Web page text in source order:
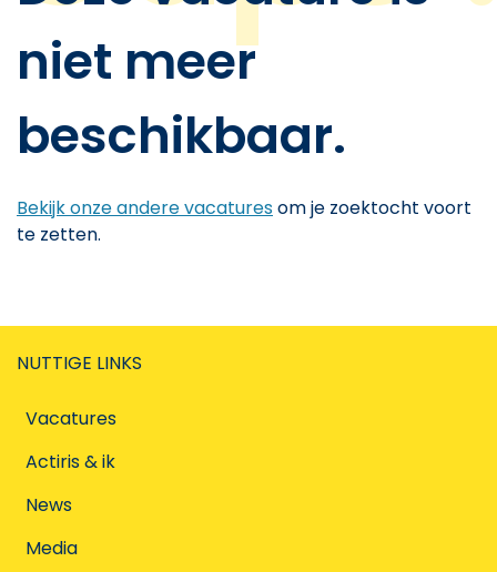
niet meer
beschikbaar.
Bekijk onze andere vacaturesom je zoektocht voort
te zetten.
NUTTIGE LINKS
Vacatures
Actiris & ik
News
Media